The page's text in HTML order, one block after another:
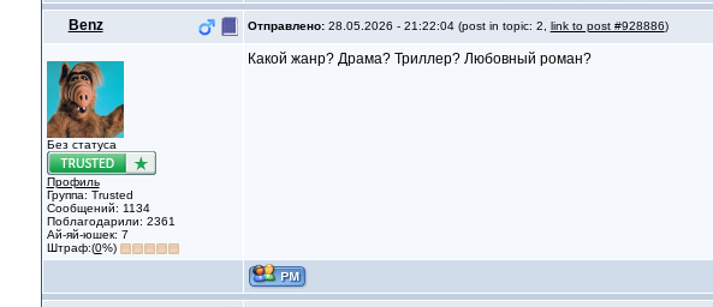
Benz Отправлено: 28.05.2026 - 21:22:04 (post in topic: 2, link to post #928886)
Без статуса
Профиль
Группа: Trusted
Сообщений: 1134
Поблагодарили: 2361
Ай-яй-юшек: 7
Штраф:(0%)
Какой жанр? Драма? Триллер? Любовный роман?